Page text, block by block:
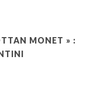
MONET » :